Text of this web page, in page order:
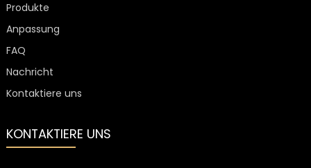
Produkte
Anpassung
FAQ
Nachricht
Kontaktiere uns
KONTAKTIERE UNS